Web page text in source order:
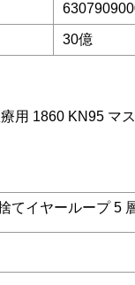
30億
用 1860 KN95 マ
てイヤーループ 5